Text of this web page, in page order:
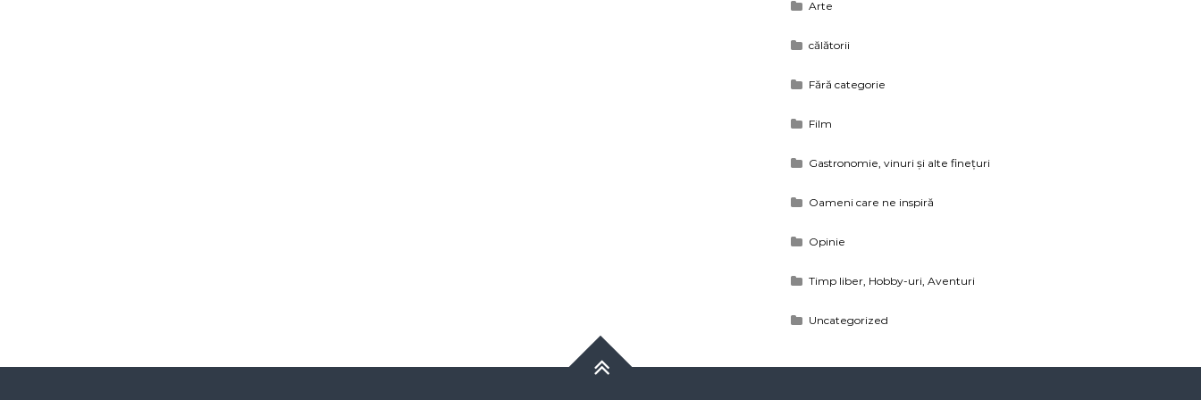
Arte
călătorii
Fără categorie
Film
Gastronomie, vinuri și alte finețuri
Oameni care ne inspiră
Opinie
Timp liber, Hobby-uri, Aventuri
Uncategorized